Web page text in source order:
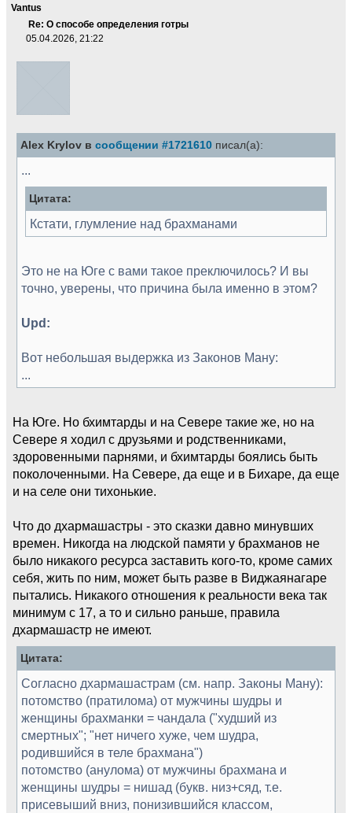
Vantus
Re: О способе определения готры
05.04.2026, 21:22
Alex Krylov в сообщении #1721610 писал(а):
...
Цитата:
Кстати, глумление над брахманами
Это не на Юге с вами такое преключилось? И вы
точно, уверены, что причина была именно в этом?
Upd:
Вот небольшая выдержка из Законов Ману:
...
На Юге. Но бхимтарды и на Севере такие же, но на
Севере я ходил с друзьями и родственниками,
здоровенными парнями, и бхимтарды боялись быть
поколоченными. На Севере, да еще и в Бихаре, да еще
и на селе они тихонькие.
Что до дхармашастры - это сказки давно минувших
времен. Никогда на людской памяти у брахманов не
было никакого ресурса заставить кого-то, кроме самих
себя, жить по ним, может быть разве в Виджаянагаре
пытались. Никакого отношения к реальности века так
минимум с 17, а то и сильно раньше, правила
дхармашастр не имеют.
Цитата:
Согласно дхармашастрам (см. напр. Законы Ману):
потомство (пратилома) от мужчины шудры и
женщины брахманки = чандала ("худший из
смертных"; "нет ничего хуже, чем шудра,
родившийся в теле брахмана")
потомство (анулома) от мужчины брахмана и
женщины шудры = нишад (букв. низ+сяд, т.е.
присевыший вниз, понизившийся классом,